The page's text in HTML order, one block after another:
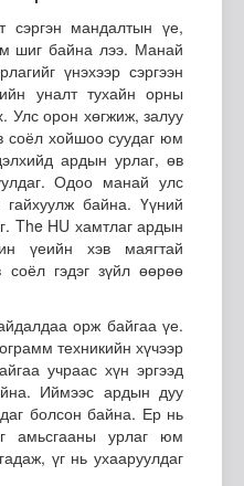
сэргэн мандалтын үе,
шиг байна лээ. Манай
үнэхээр сэргээн
уналт тухайн орны
Улс орон хөгжиж, залуу
соёл хойшоо суудаг юм
ардын урлаг, өв
Одоо манай улс
байна. Үүний
The HU хамтлаг ардын
үеийн хэв маягтай
гэдэг зүйл өөрөө
орж байгаа үе.
техникийн хүчээр
учраас хүн эргээд
Иймээс ардын дуу
болсон байна. Ер нь
амьсгааны урлаг юм
үг нь ухааруулдаг